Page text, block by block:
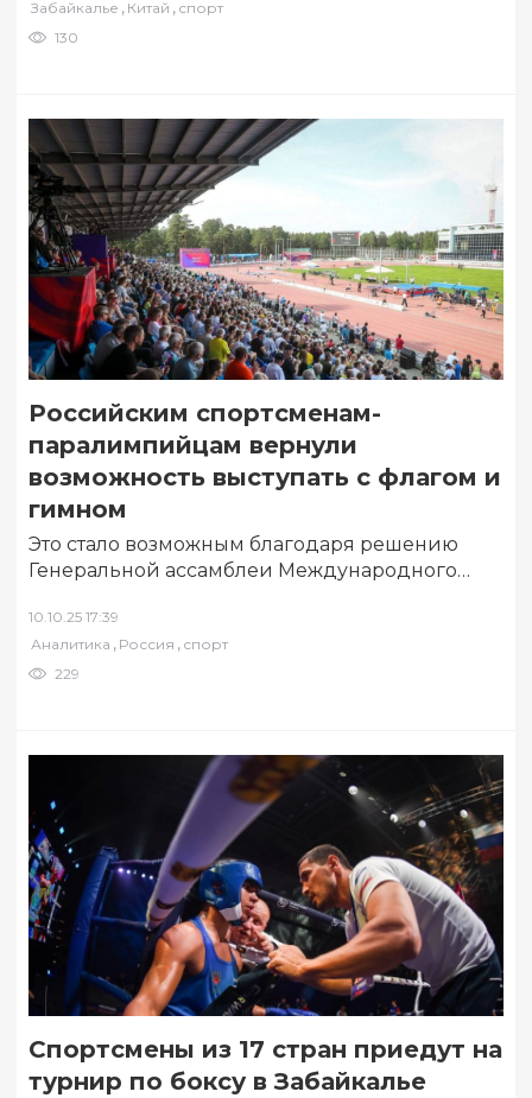
панельной…
Забайкалье , Китай , спорт
130
Российским спортсменам-
паралимпийцам вернули
возможность выступать с флагом и
гимном
Это стало возможным благодаря решению
Генеральной ассамблеи Международного
полностью восстановила статус
Паралимпийских комитетов России и
Беларуси,…
10.10.25 17:39
Аналитика , Россия , спорт
229
Спортсмены из 17 стран приедут на
турнир по боксу в Забайкалье